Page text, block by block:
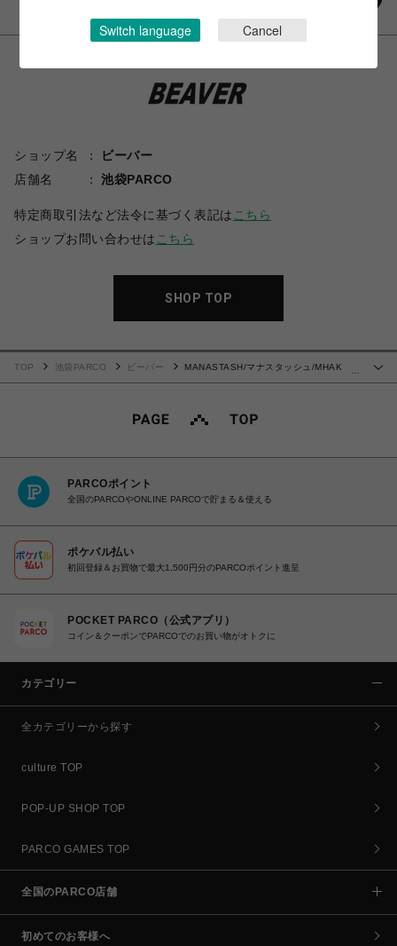
ショップ名
ビーバー
店舗名
池袋PARCO
特定商取引法など法令に基づく表記は こちら
ショップお問い合わせは こちら
SHOP TOP
TOP 池袋PARCO ビーバー
MANASTASH/マナスタッシュ/MHAK
PARCOポイント
全国のPARCOやONLINE PARCOで貯まる＆使える
ポケパル払い
初回登録＆お買物で最大1,500円分のPARCOポイント進呈
POCKET PARCO（公式アプリ）
コイン＆クーポンでPARCOでのお買い物がオトクに
カテゴリー
全カテゴリーから探す
culture TOP
POP-UP SHOP TOP
PARCO GAMES TOP
全国のPARCO店舗
初めてのお客様へ
Switch language Cancel